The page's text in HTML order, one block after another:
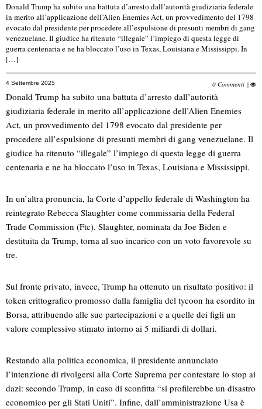
Donald Trump ha subito una battuta d’arresto dall’autorità giudiziaria federale
in merito all’applicazione dell’Alien Enemies Act, un provvedimento del 1798
evocato dal presidente per procedere all’espulsione di presunti membri di gang
venezuelane. Il giudice ha ritenuto “illegale” l’impiego di questa legge di
guerra centenaria e ne ha bloccato l’uso in Texas, Louisiana e Mississippi. In
[…]
4 Settembre 2025 0 Commenti |
Donald Trump ha subito una battuta d’arresto dall’autorità
giudiziaria federale in merito all’applicazione dell’Alien Enemies
Act, un provvedimento del 1798 evocato dal presidente per
procedere all’espulsione di presunti membri di gang venezuelane. Il
giudice ha ritenuto “illegale” l’impiego di questa legge di guerra
centenaria e ne ha bloccato l’uso in Texas, Louisiana e Mississippi.
In un’altra pronuncia, la Corte d’appello federale di Washington ha
reintegrato Rebecca Slaughter come commissaria della Federal
Trade Commission (Ftc). Slaughter, nominata da Joe Biden e
destituita da Trump, torna al suo incarico con un voto favorevole su
tre.
Sul fronte privato, invece, Trump ha ottenuto un risultato positivo: il
token crittografico promosso dalla famiglia del tycoon ha esordito in
Borsa, attribuendo alle sue partecipazioni e a quelle dei figli un
valore complessivo stimato intorno ai 5 miliardi di dollari.
Restando alla politica economica, il presidente annunciato
l’intenzione di rivolgersi alla Corte Suprema per contestare lo stop ai
dazi: secondo Trump, in caso di sconfitta “si profilerebbe un disastro
economico per gli Stati Uniti”. Infine, dall’amministrazione Usa è